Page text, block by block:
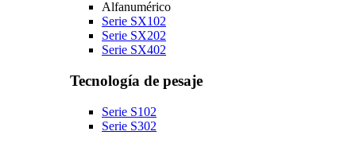
Alfanumérico
Serie SX102
Serie SX202
Serie SX402
Tecnología de pesaje
Serie S102
Serie S302